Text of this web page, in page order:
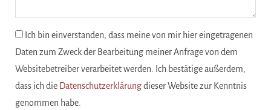
Ich bin einverstanden, dass meine von mir hier eingetragenen
Daten zum Zweck der Bearbeitung meiner Anfrage von dem
Websitebetreiber verarbeitet werden. Ich bestätige außerdem,
dass ich die Datenschutzerklärungdieser Website zur Kenntnis
genommen habe.